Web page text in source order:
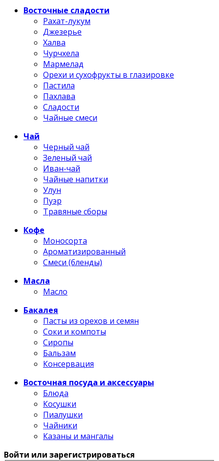
Восточные сладости
Рахат-лукум
Джезерье
Халва
Чурчхела
Мармелад
Орехи и сухофрукты в глазировке
Пастила
Пахлава
Сладости
Чайные смеси
Чай
Черный чай
Зеленый чай
Иван-чай
Чайные напитки
Улун
Пуэр
Травяные сборы
Кофе
Моносорта
Ароматизированный
Смеси (бленды)
Масла
Масло
Бакалея
Пасты из орехов и семян
Соки и компоты
Сиропы
Бальзам
Консервация
Восточная посуда и аксессуары
Блюда
Косушки
Пиалушки
Чайники
Казаны и мангалы
Войти или зарегистрироваться